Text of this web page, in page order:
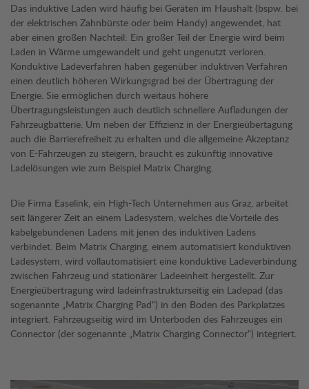
Das induktive Laden wird häufig bei Geräten im Haushalt (bspw. bei
der elektrischen Zahnbürste oder beim Handy) angewendet, hat
aber einen großen Nachteil: Ein großer Teil der Energie wird beim
Laden in Wärme umgewandelt und geht ungenutzt verloren.
Konduktive Ladeverfahren haben gegenüber induktiven Verfahren
einen deutlich höheren Wirkungsgrad bei der Übertragung der
Energie. Sie ermöglichen durch weitaus höhere
Übertragungsleistungen auch deutlich schnellere Aufladungen der
Fahrzeugbatterie. Um neben der Effizienz in der Energieübertagung
auch die Barrierefreiheit zu erhalten und die allgemeine Akzeptanz
von E-Fahrzeugen zu steigern, braucht es zukünftig innovative
Ladelösungen wie zum Beispiel Matrix Charging.
Die Firma Easelink, ein High-Tech Unternehmen aus Graz, arbeitet
seit längerer Zeit an einem Ladesystem, welches die Vorteile des
kabelgebundenen Ladens mit jenen des induktiven Ladens
verbindet. Beim Matrix Charging, einem automatisiert konduktiven
Ladesystem, wird vollautomatisiert eine konduktive Ladeverbindung
zwischen Fahrzeug und stationärer Ladeeinheit hergestellt. Zur
Energieübertragung wird ladeinfrastrukturseitig ein Ladepad (das
sogenannte „Matrix Charging Pad“) in den Boden des Parkplatzes
integriert. Fahrzeugseitig wird im Unterboden des Fahrzeuges ein
Connector (der sogenannte „Matrix Charging Connector“) integriert.